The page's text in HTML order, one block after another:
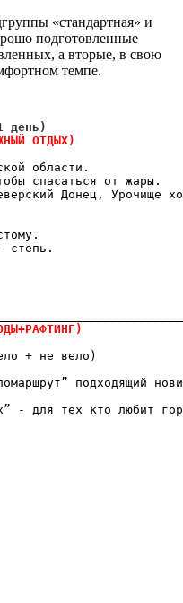
«стандартная» и
подготовленные
а вторые, в свою
темпе.
день)
ОТДЫХ)
области.
спасаться от жары.
Донец, Урочище
степь.
+ не вело)
подходящий
- для тех кто любит